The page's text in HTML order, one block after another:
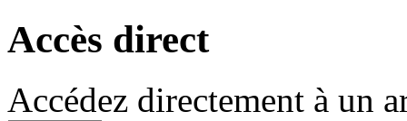
Accès direct
Accédez directement à un